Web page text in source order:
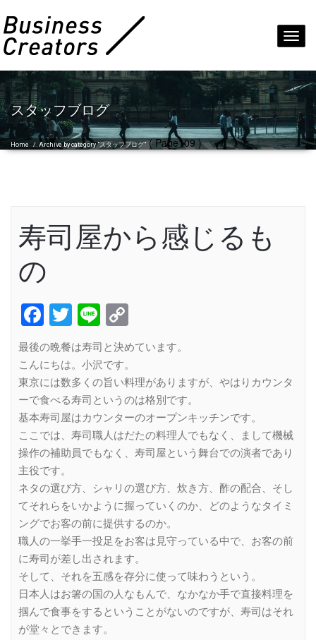
スタッフブログ
Home /Archive by category "スタッフブログ"( Page109 )
寿司屋から感じるも
の
Facebook
Twitter
Line
Link
最後の晩餐は寿司と決めています。
こんにちは。小沢です。
東京には数多くの旨い料理がありますが、やはりカウンタ
ーで食べる寿司というのは格別です。
基本寿司屋はカウンターのオープンキッチンです。
ここでは、寿司職人はだたの料理人でもなく、まして機械
操作の補助員でもなく、寿司屋という舞台での演者であり
主役です。
ネタの選び方、シャリの選び方、炊き方、酢の配合、そし
てそれらをいかように握っていくのか、どのようなタイミ
ングでお客の前に提供するのか。
職人の一挙手一投足をお客は見守っている中で、お客の前
に寿司が差し出されます。
そして、それを五感を存分に使って味わうという。
日本人はお箸の国の人なもんで、なかなか手で直接料理を
掴んで食事をするということがないのですが、寿司はそれ
が堂々とできます。